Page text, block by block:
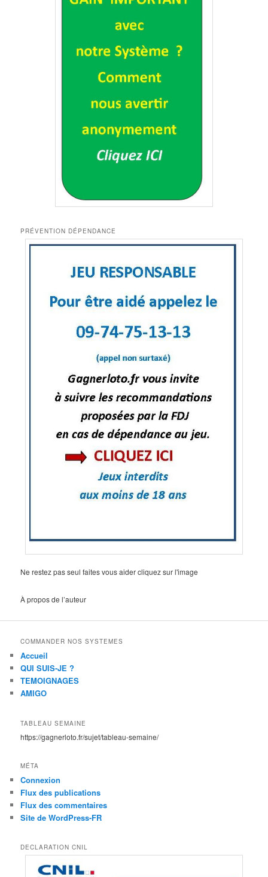
PRÉVENTION DÉPENDANCE
Ne restez pas seul faites vous aider cliquez sur l'image
À propos de l’auteur
COMMANDER NOS SYSTEMES
Accueil
QUI SUIS-JE ?
TEMOIGNAGES
AMIGO
TABLEAU SEMAINE
https://gagnerloto.fr/sujet/tableau-semaine/
MÉTA
Connexion
Flux des publications
Flux des commentaires
Site de WordPress-FR
DECLARATION CNIL